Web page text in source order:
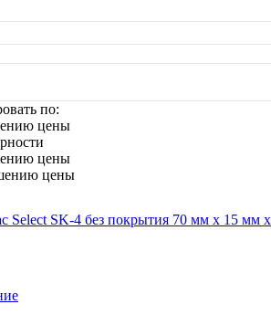
по:
цены
цены
цены
Select SK-4 без покрытия 70 мм х 15 мм